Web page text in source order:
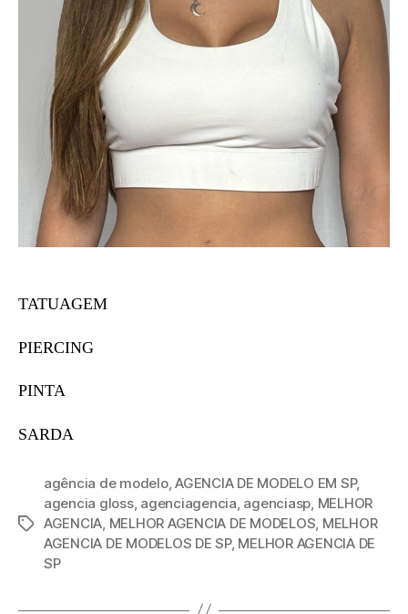
TATUAGEM
PIERCING
PINTA
SARDA
agência de modelo,AGENCIA DE MODELO EM SP,
agencia gloss, agenciagencia, agenciasp, MELHOR
AGENCIA, MELHOR AGENCIA DE MODELOS, MELHOR
AGENCIA DE MODELOS DE SP, MELHOR AGENCIA DE
SP